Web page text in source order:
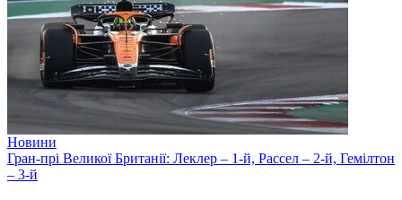
Новини
Гран-прі Великої Британії: Леклер – 1-й, Рассел – 2-й, Гемілтон
– 3-й